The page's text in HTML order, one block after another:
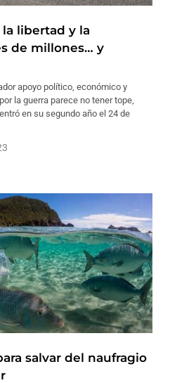
libertad y la
de millones… y
apoyo político, económico y
la guerra parece no tener tope,
en su segundo año el 24 de
salvar del naufragio